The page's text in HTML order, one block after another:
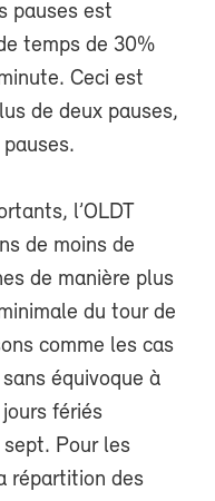
pauses est
temps de 30%
Ceci est
de deux pauses,
l’OLDT
de moins de
de manière plus
du tour de
comme les cas
équivoque à
fériés
Pour les
répartition des